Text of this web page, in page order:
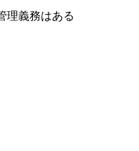
理義務はある